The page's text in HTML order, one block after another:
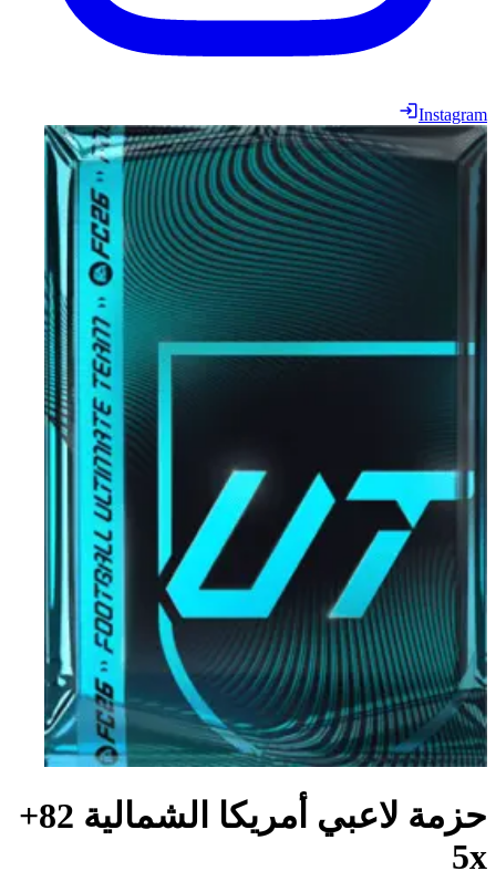
Instagram
حزمة لاعبي أمريكا الشمالية 82+
5x